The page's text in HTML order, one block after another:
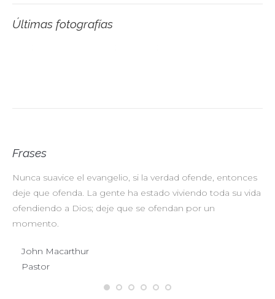
Últimas fotografías
Frases
Nunca suavice el evangelio, si la verdad ofende, entonces
deje que ofenda. La gente ha estado viviendo toda su vida
ofendiendo a Dios; deje que se ofendan por un
momento.
John Macarthur
Pastor